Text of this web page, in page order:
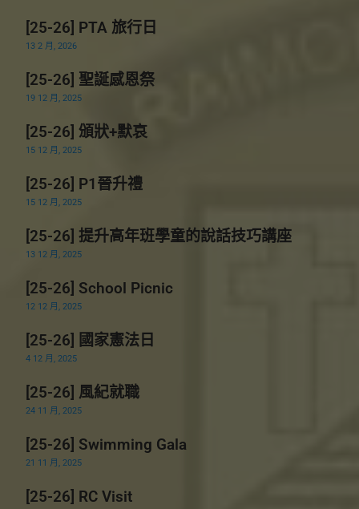
[25-26] PTA 旅行日
13 2 月, 2026
[25-26] 聖誕感恩祭
19 12 月, 2025
[25-26] 頒狀+默哀
15 12 月, 2025
[25-26] P1晉升禮
15 12 月, 2025
[25-26] 提升高年班學童的說話技巧講座
13 12 月, 2025
[25-26] School Picnic
12 12 月, 2025
[25-26] 國家憲法日
4 12 月, 2025
[25-26] 風紀就職
24 11 月, 2025
[25-26] Swimming Gala
21 11 月, 2025
[25-26] RC Visit